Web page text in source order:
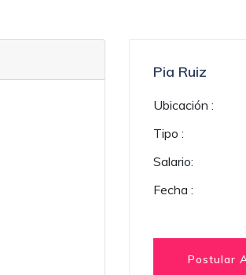
Pia Ruiz
Ubicación :
Tipo :
Salario:
Fecha :
Postular